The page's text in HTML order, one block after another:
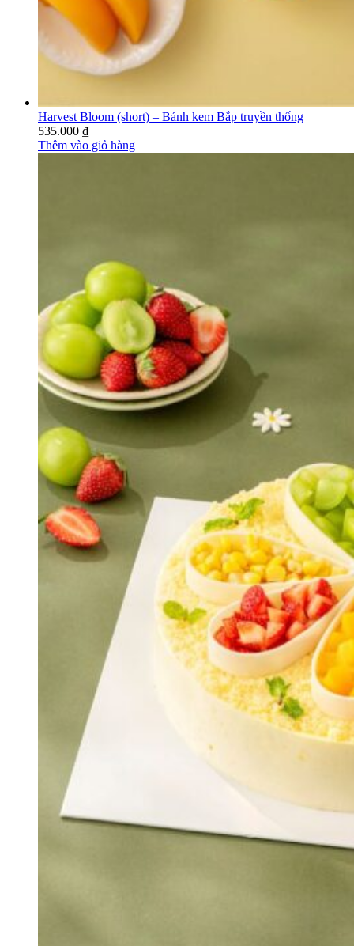
Harvest Bloom (short) – Bánh kem Bắp truyền thống
535.000 ₫
Thêm vào giỏ hàng